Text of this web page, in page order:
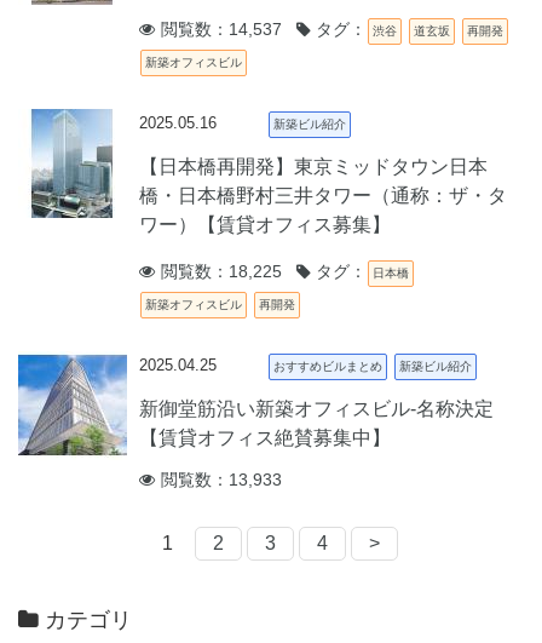
閲覧数：14,537 タグ： 渋谷 道玄坂 再開発
新築オフィスビル
2025.05.16 新築ビル紹介
【日本橋再開発】東京ミッドタウン日本
橋・日本橋野村三井タワー（通称：ザ・タ
ワー）【賃貸オフィス募集】
閲覧数：18,225 タグ： 日本橋
新築オフィスビル 再開発
2025.04.25 おすすめビルまとめ 新築ビル紹介
新御堂筋沿い新築オフィスビル‐名称決定
【賃貸オフィス絶賛募集中】
閲覧数：13,933
1 2 3 4 >
カテゴリ